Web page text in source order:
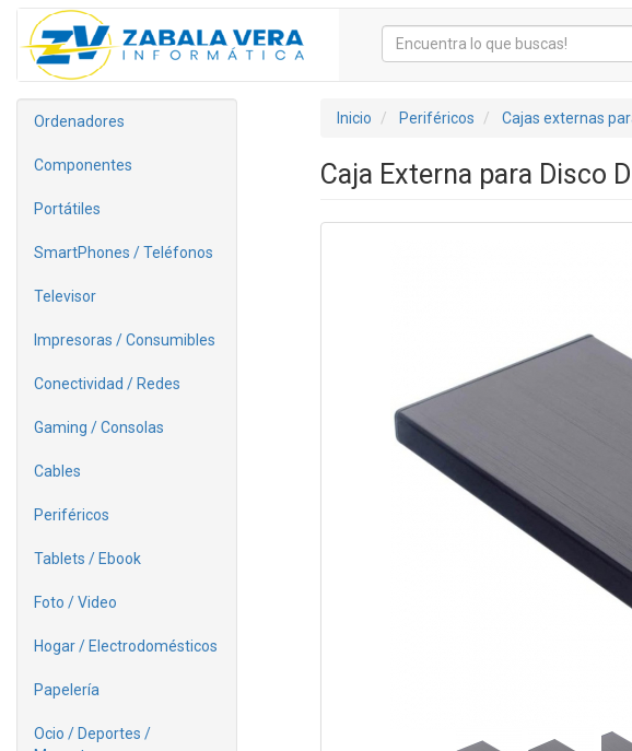
Ordenadores
Componentes
Portátiles
SmartPhones / Teléfonos
Televisor
Impresoras / Consumibles
Conectividad / Redes
Gaming / Consolas
Cables
Periféricos
Tablets / Ebook
Foto / Video
Hogar / Electrodomésticos
Papelería
Ocio / Deportes /
Inicio Periféricos Cajas externas
Caja Externa para Disco